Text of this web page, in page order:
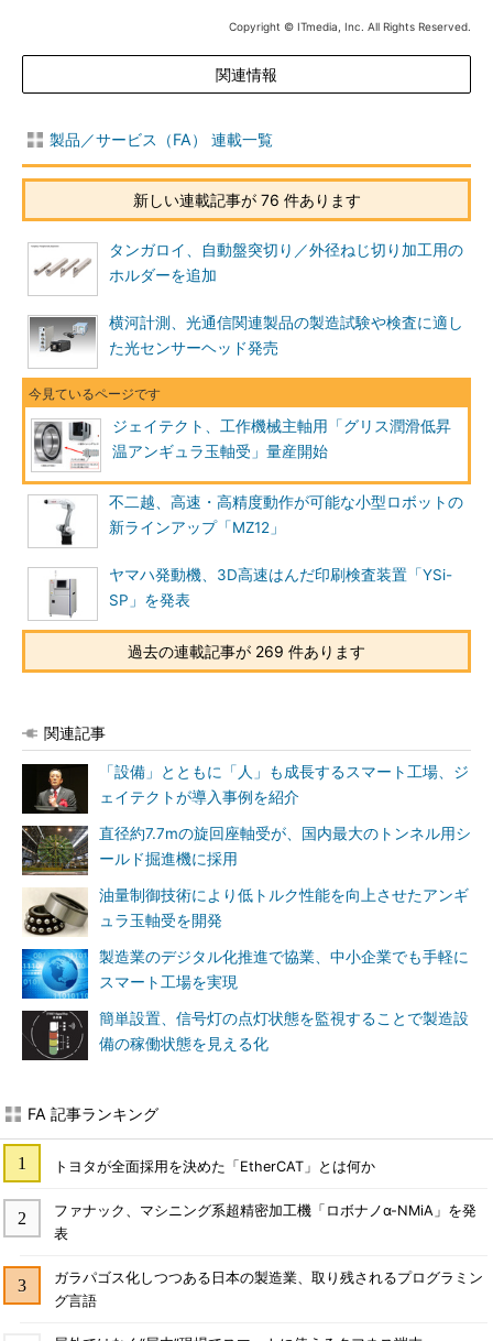
Copyright © ITmedia, Inc. All Rights Reserved.
関連情報
製品／サービス（FA） 連載一覧
新しい連載記事が 76 件あります
タンガロイ、自動盤突切り／外径ねじ切り加工用の
ホルダーを追加
横河計測、光通信関連製品の製造試験や検査に適し
た光センサーヘッド発売
ジェイテクト、工作機械主軸用「グリス潤滑低昇
温アンギュラ玉軸受」量産開始
不二越、高速・高精度動作が可能な小型ロボットの
新ラインアップ「MZ12」
ヤマハ発動機、3D高速はんだ印刷検査装置「YSi-
SP」を発表
過去の連載記事が 269 件あります
関連記事
「設備」とともに「人」も成長するスマート工場、ジ
ェイテクトが導入事例を紹介
直径約7.7mの旋回座軸受が、国内最大のトンネル用シ
ールド掘進機に採用
油量制御技術により低トルク性能を向上させたアンギ
ュラ玉軸受を開発
製造業のデジタル化推進で協業、中小企業でも手軽に
スマート工場を実現
簡単設置、信号灯の点灯状態を監視することで製造設
備の稼働状態を見える化
FA 記事ランキング
トヨタが全面採用を決めた「EtherCAT」とは何か
ファナック、マシニング系超精密加工機「ロボナノα-NMiA」を発
表
ガラパゴス化しつつある日本の製造業、取り残されるプログラミン
グ言語